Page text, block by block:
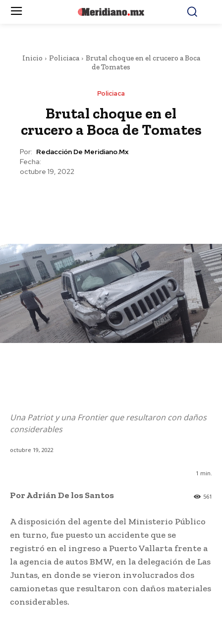
Inicio Policiaca
Brutal choque en el crucero a Boca
de Tomates
Policiaca
Brutal choque en el
crucero a Boca de Tomates
Por: Redacción De Meridiano.mx
Fecha:
octubre 19, 2022
Una Patriot y una Frontier que resultaron con daños
considerables
octubre 19, 2022
1 min.
561
Por Adrián De los Santos
A disposición del agente del Ministerio Público
en turno, fue puesto un accidente que se
registró en el ingreso a Puerto Vallarta frente a
la agencia de autos BMW, en la delegación de Las
Juntas, en donde se vieron involucrados dos
camionetas que resultaron con daños materiales
considerables.